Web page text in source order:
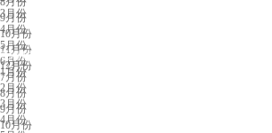
9月份
10月份
11月份
12月份
3月份
4月份
5月份
6月份
7月份
8月份
9月份
10月份
长春展会排期
1月份
2月份
3月份
4月份